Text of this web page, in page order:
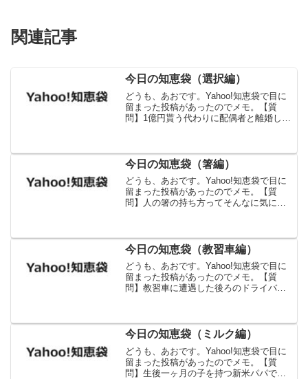
関連記事
今日の知恵袋（選択編）
どうも、あおです。Yahoo!知恵袋で目に
留まった投稿があったのでメモ。【質
問】1億円貰う代わりに配偶者と離婚しな
とします。【回答...
今日の知恵袋（箸編）
どうも、あおです。Yahoo!知恵袋で目に
留まった投稿があったのでメモ。【質
問】人の箸の持ち方ってそんなに気にな
いと思うのでしょうか。私自身、友人が
少しおかしな持ち方を...
今日の知恵袋（教習車編）
どうも、あおです。Yahoo!知恵袋で目に
留まった投稿があったのでメモ。【質
問】教習車に遭遇した後ろのドライバー
ミはマジ〇ねばいいと...
今日の知恵袋（ミルク編）
どうも、あおです。Yahoo!知恵袋で目に
留まった投稿があったのでメモ。【質
問】生後一ヶ月の子を持つ新米パパで